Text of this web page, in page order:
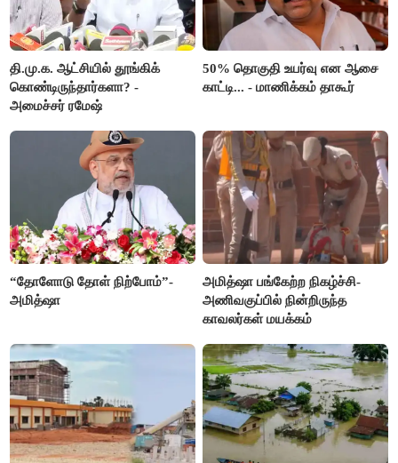
தி.மு.க. ஆட்சியில் தூங்கிக்
கொண்டிருந்தார்களா? -
அமைச்சர் ரமேஷ்
50% தொகுதி உயர்வு என ஆசை
காட்டி... - மாணிக்கம் தாகூர்
“தோளோடு தோள் நிற்போம்”-
அமித்ஷா
அமித்ஷா பங்கேற்ற நிகழ்ச்சி-
அணிவகுப்பில் நின்றிருந்த
காவலர்கள் மயக்கம்